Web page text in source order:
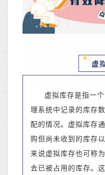
虚
虚拟库存是指一
理系统中记录的库存
配的情况。虚拟库存
购但尚未收到的库存
来说虚拟库存也可称
去已被占用的库存。